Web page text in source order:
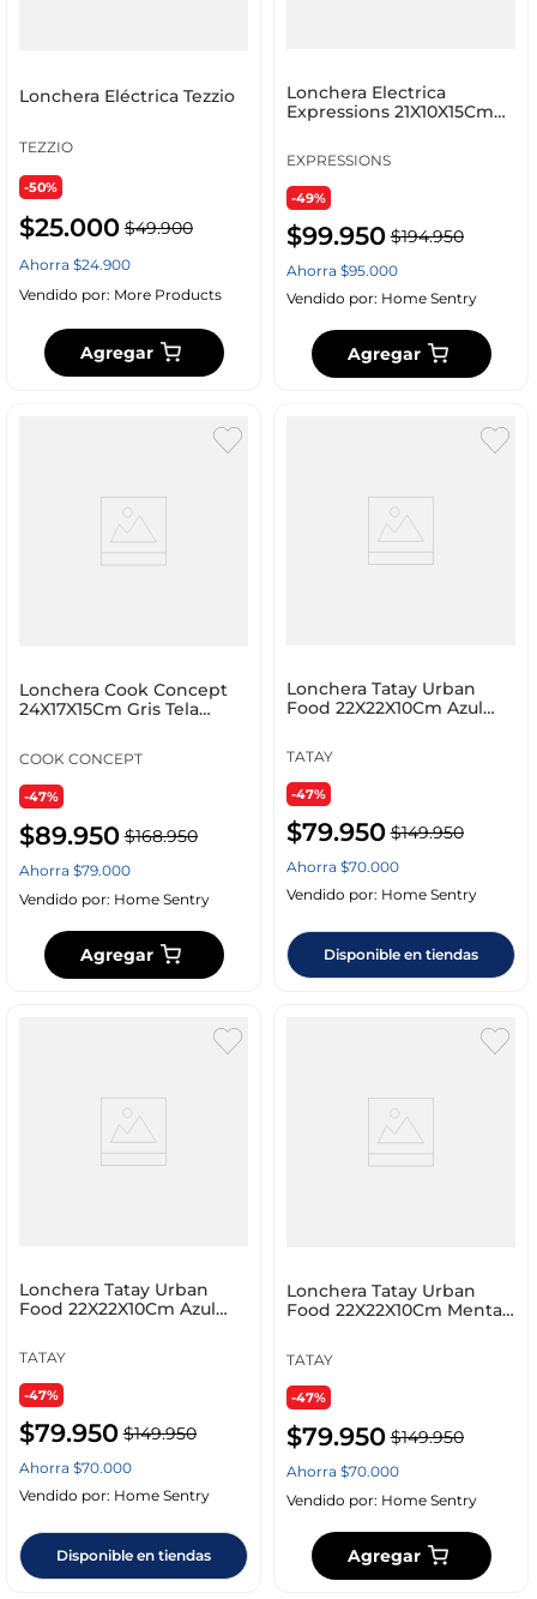
Lonchera Eléctrica Tezzio
TEZZIO
-50%
$25.000 $49.900
Ahorra $24.900
Vendido por: More Products
Agregar
Lonchera Electrica
Expressions 21X10X15Cm
EXPRESSIONS
-49%
$99.950 $194.950
Ahorra $95.000
Vendido por: Home Sentry
Agregar
Lonchera Cook Concept
24X17X15Cm Gris Tela
COOK CONCEPT
-47%
$89.950 $168.950
Ahorra $79.000
Vendido por: Home Sentry
Agregar
Lonchera Tatay Urban
Food 22X22X10Cm Azul
TATAY
-47%
$79.950 $149.950
Ahorra $70.000
Vendido por: Home Sentry
Disponible en tiendas
Lonchera Tatay Urban
Food 22X22X10Cm Azul
TATAY
-47%
$79.950 $149.950
Ahorra $70.000
Vendido por: Home Sentry
Disponible en tiendas
Lonchera Tatay Urban
Food 22X22X10Cm Menta
TATAY
-47%
$79.950 $149.950
Ahorra $70.000
Vendido por: Home Sentry
Agregar